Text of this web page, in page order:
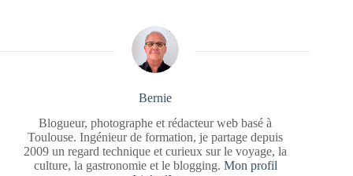
Bernie
Blogueur, photographe et rédacteur web basé à
Toulouse. Ingénieur de formation, je partage depuis
2009 un regard technique et curieux sur le voyage, la
culture, la gastronomie et le blogging. Mon profil